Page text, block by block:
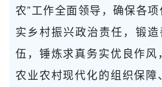
农”工作全面领导，确保各
实乡村振兴政治责任，锻造
伍，锤炼求真务实优良作风
农业农村现代化的组织保